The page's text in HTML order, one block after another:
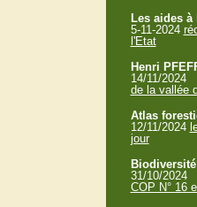
Les aides
5-11-2024
l'Etat
Henri
14/11/2024
de la vallée
Atlas
12/11/2024
jour
Biodiversité
31/10/2024
COP N° 16